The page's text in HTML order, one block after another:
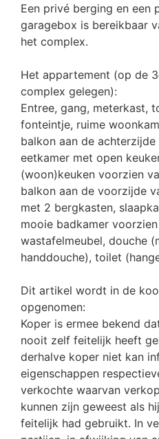
Een privé berging en een
garagebox is bereikbaar
het complex.
Het appartement (op de
complex gelegen):
Entree, gang, meterkast,
fonteintje, ruime
balkon aan de
eetkamer met open
(woon)keuken voorzien
balkon aan de voorzijde
met 2 bergkasten,
mooie badkamer
wastafelmeubel, douche
handdouche), toilet
Dit artikel wordt in de
opgenomen:
Koper is ermee bekend
nooit zelf feitelijk heeft
derhalve koper niet kan
eigenschappen
verkochte waarvan
kunnen zijn geweest als
feitelijk had gebruikt. In